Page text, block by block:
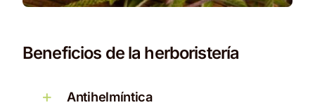
Beneficios de la herboristería
Antihelmíntica